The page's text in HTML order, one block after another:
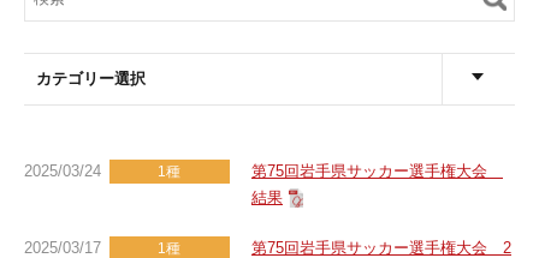
カテゴリー選択
2025/03/24 1種
第75回岩手県サッカー選手権大会
結果
2025/03/17 1種
第75回岩手県サッカー選手権大会 2